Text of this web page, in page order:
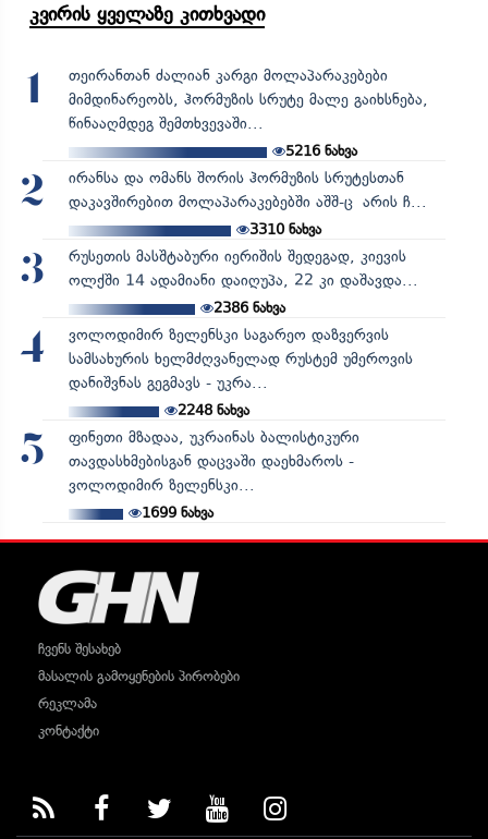
კვირის ყველაზე კითხვადი
1
თეირანთან ძალიან კარგი მოლაპარაკებები
მიმდინარეობს, ჰორმუზის სრუტე მალე გაიხსნება,
წინააღმდეგ შემთხვევაში...
5216ნახვა
2
ირანსა და ომანს შორის ჰორმუზის სრუტესთან
დაკავშირებით მოლაპარაკებებში აშშ-ც არის ჩ...
3310ნახვა
3
რუსეთის მასშტაბური იერიშის შედეგად, კიევის
ოლქში 14 ადამიანი დაიღუპა, 22 კი დაშავდა...
2386ნახვა
4
ვოლოდიმირ ზელენსკი საგარეო დაზვერვის
სამსახურის ხელმძღვანელად რუსტემ უმეროვის
დანიშვნას გეგმავს - უკრა...
2248ნახვა
5
ფინეთი მზადაა, უკრაინას ბალისტიკური
თავდასხმებისგან დაცვაში დაეხმაროს -
ვოლოდიმირ ზელენსკი...
1699ნახვა
ჩვენს შესახებ
მასალის გამოყენების პირობები
რეკლამა
კონტაქტი